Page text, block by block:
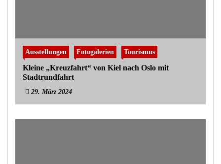
Ausstellungen Fotogalerien Tourismus
Kleine „Kreuzfahrt“ von Kiel nach Oslo mit
Stadtrundfahrt
29. März 2024